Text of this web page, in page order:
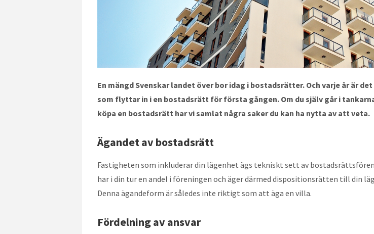
En mängd Svenskar landet över bor idag i bostadsrätter. Och varje år är
som flyttar in i en bostadsrätt för första gången. Om du själv går i
köpa en bostadsrätt har vi samlat några saker du kan ha nytta av att veta.
Ägandet av bostadsrätt
Fastigheten som inkluderar din lägenhet ägs tekniskt sett av
har i din tur en andel i föreningen och äger därmed dispositionsrätten till din
Denna ägandeform är således inte riktigt som att äga en villa.
Fördelning av ansvar